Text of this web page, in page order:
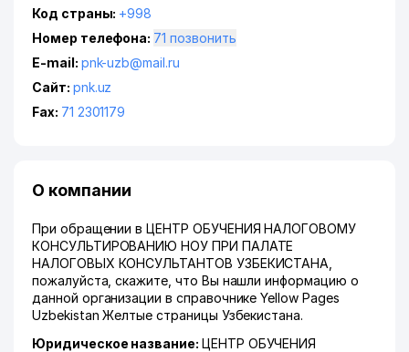
Код страны: +998
Номер телефона:
71 позвонить
E-mail: pnk-uzb@mail.ru
Сайт: pnk.uz
Fax: 71 2301179
О компании
При обращении в ЦЕНТР ОБУЧЕНИЯ НАЛОГОВОМУ
КОНСУЛЬТИРОВАНИЮ НОУ ПРИ ПАЛАТЕ
НАЛОГОВЫХ КОНСУЛЬТАНТОВ УЗБЕКИСТАНА,
пожалуйста, скажите, что Вы нашли информацию о
данной организации в справочнике Yellow Pages
Uzbekistan Желтые страницы Узбекистана.
Юридическое название: ЦЕНТР ОБУЧЕНИЯ